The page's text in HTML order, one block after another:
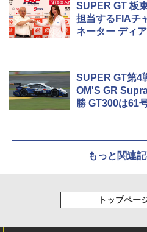
SUPER GT 板
担当するFIAチ
ネーター ディ
SUPER GT第4
OM'S GR
勝 GT300は61
もっと関連
トップペー